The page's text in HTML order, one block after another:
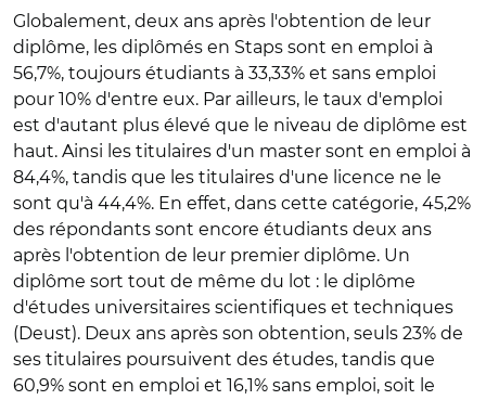
Globalement, deux ans après l'obtention de leur
diplôme, les diplômés en Staps sont en emploi à
56,7%, toujours étudiants à 33,33% et sans emploi
pour 10% d'entre eux. Par ailleurs, le taux d'emploi
est d'autant plus élevé que le niveau de diplôme est
haut. Ainsi les titulaires d'un master sont en emploi à
84,4%, tandis que les titulaires d'une licence ne le
sont qu'à 44,4%. En effet, dans cette catégorie, 45,2%
des répondants sont encore étudiants deux ans
après l'obtention de leur premier diplôme. Un
diplôme sort tout de même du lot : le diplôme
d'études universitaires scientifiques et techniques
(Deust). Deux ans après son obtention, seuls 23% de
ses titulaires poursuivent des études, tandis que
60,9% sont en emploi et 16,1% sans emploi, soit le